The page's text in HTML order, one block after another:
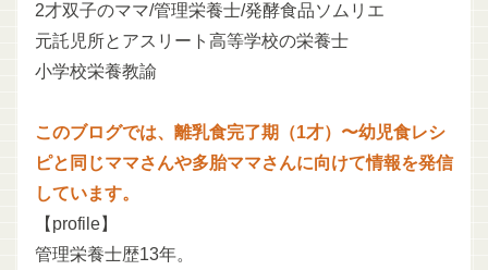
2才双子のママ/管理栄養士/発酵食品ソムリエ
元託児所とアスリート高等学校の栄養士
小学校栄養教諭
このブログでは、離乳食完了期（1才）〜幼児食レシ
ピと同じママさんや多胎ママさんに向けて情報を発信
しています。
【profile】
管理栄養士歴13年。